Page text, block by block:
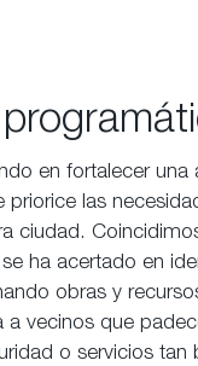
en fortalecer una
priorice las
ciudad.
ha acertado en
obras y
a vecinos que
o servicios tan